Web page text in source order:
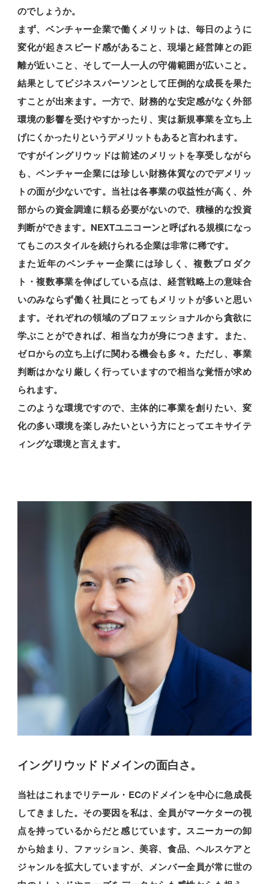
のでしょうか。
まず、ベンチャー企業で働くメリットは、毎日のように
変化が起きスピード感があること、現場と経営陣との距
離が近いこと、そして一人一人の守備範囲が広いこと。
結果としてビジネスパーソンとして圧倒的な成長を果た
すことが出来ます。一方で、財務的な安定感がなく外部
環境の影響を受けやすかったり、実は新規事業を立ち上
げにくかったりというデメリットもあると言われます。
ですがイングリウッドは前述のメリットを享受しながら
も、ベンチャー企業には珍しい財務体質なのでデメリッ
トの面が少ないです。当社は各事業の収益性が高く、外
部からの資金調達に頼る必要がないので、積極的な投資
判断ができます。NEXTユニコーンと呼ばれる規模になっ
てもこのスタイルを続けられる企業は非常に稀です。
また近年のベンチャー企業には珍しく、複数プロダク
ト・複数事業を伸ばしている点は、経営戦略上の意味合
いのみならず働く社員にとってもメリットが多いと思い
ます。それぞれの領域のプロフェッショナルから貪欲に
学ぶことができれば、相当な力が身につきます。また、
ゼロからの立ち上げに関わる機会も多々。ただし、事業
判断はかなり厳しく行っていますので相当な覚悟が求め
られます。
このような環境ですので、主体的に事業を創りたい、変
化の多い環境を楽しみたいという方にとってエキサイテ
ィングな環境と言えます。
イングリウッドドメインの面白さ。
当社はこれまでリテール・ECのドメインを中心に急成長
してきました。その要因を私は、全員がマーケターの視
点を持っているからだと感じています。スニーカーの卸
から始まり、ファッション、美容、食品、ヘルスケアと
ジャンルを拡大していますが、メンバー全員が常に世の